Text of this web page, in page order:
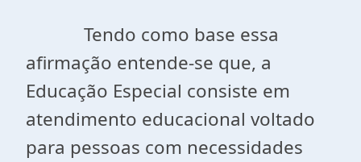
Tendo como base essa
afirmação entende-se que, a
Educação Especial consiste em
atendimento educacional voltado
para pessoas com necessidades